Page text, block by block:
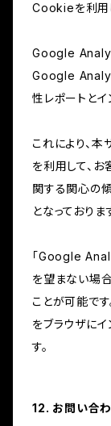
Cookieを利用
Google
Google
性レポートとイ
これにより、
を利用して、
関する関心の
となっておりま
「Google
を望まない場
ことが可能で
をブラウザに
す。
12. お問い合